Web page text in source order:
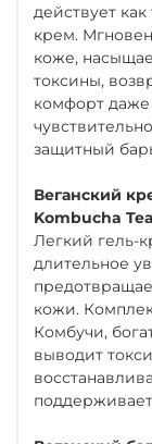
действует
крем.
коже,
токсины,
комфорт
защитный
Веганский
Kombucha
Легкий гель-
длительное
кожи.
Комбучи,
выводит